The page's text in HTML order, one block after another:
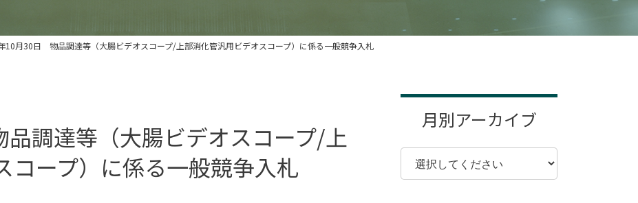
10月30日 物品調達等（大腸ビデオスコープ/上部消化管汎用ビデオスコープ）に係る一般競争入札
調達等（大腸ビデオスコープ/上
コープ）に係る一般競争入札
月別アーカイブ